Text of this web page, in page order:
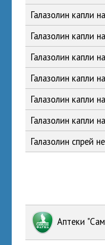
Галазолин капли
Галазолин капли
Галазолин капли
Галазолин капли
Галазолин капли
Галазолин капли
Галазолин спрей
Аптеки